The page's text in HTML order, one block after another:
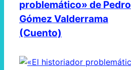
problemático» de Pedro
Gómez Valderrama
(Cuento)